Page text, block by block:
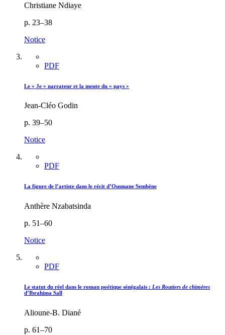
Christiane Ndiaye
p. 23–38
Notice
PDF
Le « Je » narrateur et la meute du « pays »
Jean-Cléo Godin
p. 39–50
Notice
PDF
La figure de l’artiste dans le récit d’Ousmane Sembène
Anthère Nzabatsinda
p. 51–60
Notice
PDF
Le statut du réel dans le roman poétique sénégalais : Les Routiers de chimères
d’Ibrahima Sall
Alioune-B. Diané
p. 61–70